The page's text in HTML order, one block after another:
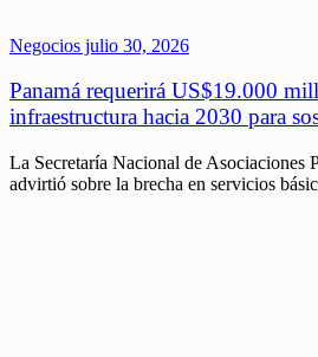
Negocios julio 30, 2026
Panamá requerirá US$19.000
infraestructura hacia 2030 para
La Secretaría Nacional de Asociaciones
advirtió sobre la brecha en servicios